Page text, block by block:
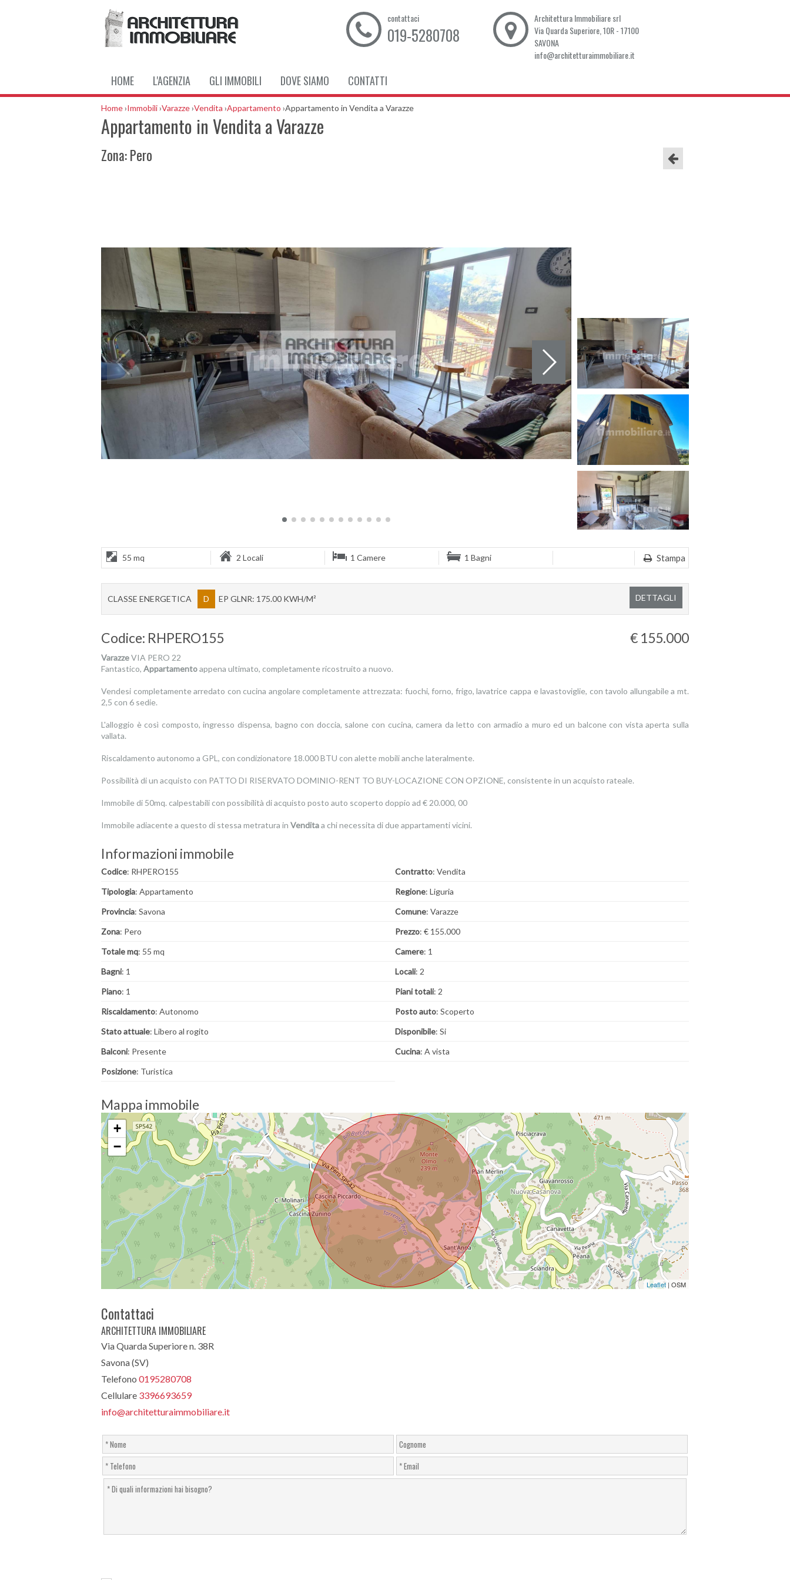
contattaci
019-5280708
Architettura Immobiliare srl
Via Quarda Superiore, 10R - 17100
SAVONA
info@architetturaimmobiliare.it
HOME L'AGENZIA GLI IMMOBILI DOVE SIAMO CONTATTI
Home›Immobili›Varazze›Vendita ›Appartamento ›Appartamento in Vendita a Varazze
Appartamento in Vendita a Varazze
Zona: Pero
55 mq 2 Locali 1 Camere 1 Bagni Stampa
CLASSE ENERGETICA D EP GLNR: 175.00 KWH/M² DETTAGLI
Codice: RHPERO155 € 155.000
VarazzeVIA PERO 22
Fantastico, Appartamentoappena ultimato, completamente ricostruito a nuovo.
Vendesi completamente arredato con cucina angolare completamente attrezzata: fuochi, forno, frigo, lavatrice cappa e lavastoviglie, con tavolo allungabile a mt.
2,5 con 6 sedie.
L'alloggio è così composto, ingresso dispensa, bagno con doccia, salone con cucina, camera da letto con armadio a muro ed un balcone con vista aperta sulla
vallata.
Riscaldamento autonomo a GPL, con condizionatore 18.000 BTU con alette mobili anche lateralmente.
Possibilità di un acquisto con PATTO DI RISERVATO DOMINIO-RENT TO BUY-LOCAZIONE CON OPZIONE, consistente in un acquisto rateale.
Immobile di 50mq. calpestabili con possibilità di acquisto posto auto scoperto doppio ad € 20.000, 00
Immobile adiacente a questo di stessa metratura in Venditaa chi necessita di due appartamenti vicini.
Informazioni immobile
Codice: RHPERO155 Contratto: Vendita
Tipologia: Appartamento Regione: Liguria
Provincia: Savona Comune: Varazze
Zona: Pero Prezzo: € 155.000
Totale mq: 55 mq Camere: 1
Bagni: 1 Locali: 2
Piano: 1 Piani totali: 2
Riscaldamento: Autonomo Posto auto: Scoperto
Stato attuale: Libero al rogito Disponibile: Si
Balconi: Presente Cucina: A vista
Posizione: Turistica
Mappa immobile
+
−
Leaflet | OSM
Contattaci
ARCHITETTURA IMMOBILIARE
Via Quarda Superiore n. 38R
Savona (SV)
Telefono 0195280708
Cellulare 3396693659
info@architetturaimmobiliare.it